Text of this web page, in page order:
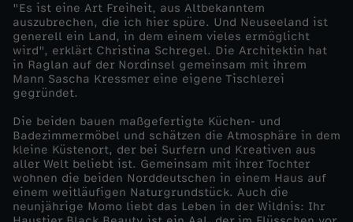
e
r
n
-
N
"Es ist eine Art Freiheit, aus Altbekanntem
auszubrechen, die ich hier spüre. Und Neuseeland ist
generell ein Land, in dem einem vieles ermöglicht
wird", erklärt Christina Schregel. Die Architektin hat
in Raglan auf der Nordinsel gemeinsam mit ihrem
Mann Sascha Kressmer eine eigene Tischlerei
gegründet.
Die beiden bauen maßgefertigte Küchen- und
Badezimmermöbel und schätzen die Atmosphäre in dem
kleine Küstenort, der bei Surfern und Kreativen aus
aller Welt beliebt ist. Gemeinsam mit ihrer Tochter
wohnen die beiden Norddeutschen in einem Haus auf
einem weitläufigen Naturgrundstück. Auch die
neunjährige Momo liebt das Leben in der Wildnis: Ihr